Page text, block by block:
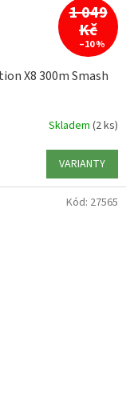
1 049
Kč
–10 %
X8 300m Smash
Skladem (2 ks)
VARIANTY
Kód: 27565